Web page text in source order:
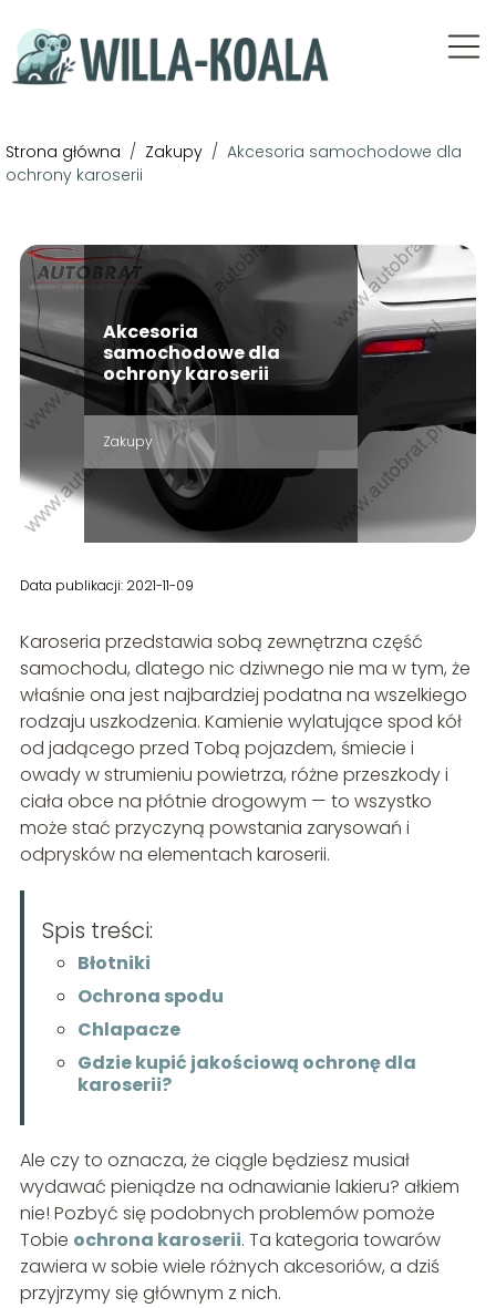
Strona główna / Zakupy / Akcesoria samochodowe dla
ochrony karoserii
Akcesoria
samochodowe dla
ochrony karoserii
Zakupy
Data publikacji: 2021-11-09
Karoseria przedstawia sobą zewnętrzna część
samochodu, dlatego nic dziwnego nie ma w tym, że
właśnie ona jest najbardziej podatna na wszelkiego
rodzaju uszkodzenia. Kamienie wylatujące spod kół
od jadącego przed Tobą pojazdem, śmiecie i
owady w strumieniu powietrza, różne przeszkody i
ciała obce na płótnie drogowym — to wszystko
może stać przyczyną powstania zarysowań i
odprysków na elementach karoserii.
Spis treści:
Błotniki
Ochrona spodu
Chlapacze
Gdzie kupić jakościową ochronę dla
karoserii?
Ale czy to oznacza, że ciągle będziesz musiał
wydawać pieniądze na odnawianie lakieru? ałkiem
nie! Pozbyć się podobnych problemów pomoże
Tobie ochrona karoserii. Ta kategoria towarów
zawiera w sobie wiele różnych akcesoriów, a dziś
przyjrzymy się głównym z nich.